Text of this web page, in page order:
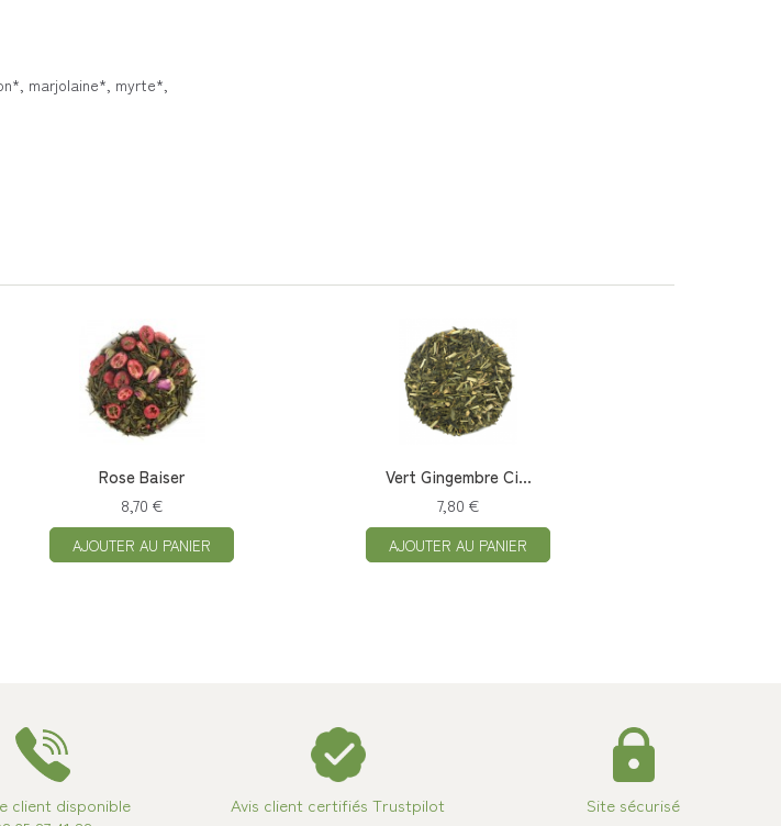
marjolaine*, myrte*,
Rose Baiser
8,70 €
AJOUTER AU PANIER
Vert Gingembre Ci...
7,80 €
AJOUTER AU PANIER
client disponible
Avis client certifiés Trustpilot Site sécurisé